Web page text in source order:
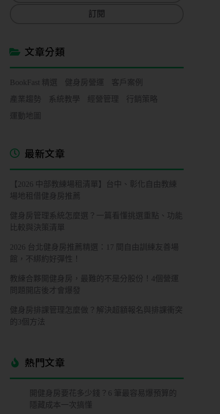
訂閱
文章分類
BookFast 精選 健身房營運
客戶案例
產業趨勢
系統教學 經營管理
行銷策略
運動地圖
最新文章
【2026 中部教練場租清單】台中、彰化自由教練
場地租借健身房推薦
健身房管理系統怎麼選？一篇看懂挑選重點、功能
比較與決策清單
2026 台北健身房推薦精選：17 間自由訓練友善場
館，不綁約好彈性！
教練合夥開健身房，最難的不是分股份！4個營運
問題開店後才會爆發
健身房排課管理怎麼做？解決超額報名與排課衝突
的3個方法
熱門文章​
開健身房要花多少錢？6 筆最容易爆預算的
隱藏成本一次搞懂